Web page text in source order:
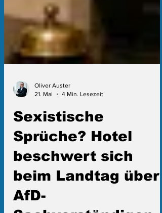
Oliver Auster
21. Mai
4 Min. Lesezeit
Sexistische
Sprüche? Hotel
beschwert sich